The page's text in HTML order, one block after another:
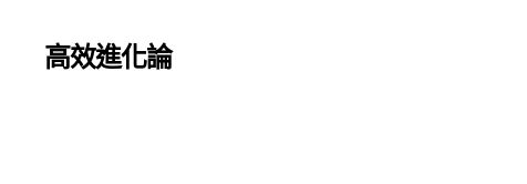
高效進化論